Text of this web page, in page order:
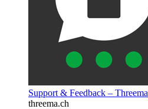
Support & Feedback – Threema
threema.ch